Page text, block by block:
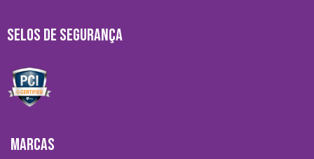
SELOS DE SEGURANÇA
MARCAS